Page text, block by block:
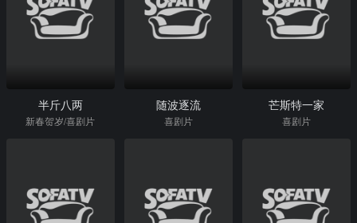
半斤八两
新春贺岁/喜剧片
随波逐流
喜剧片
芒斯特一家
喜剧片